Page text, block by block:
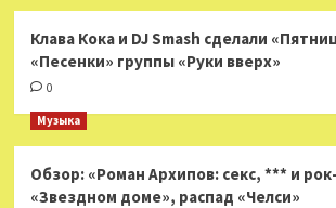
Клава Кока и DJ Smash сделали
«Песенки» группы «Руки вверх»
0
Музыка
Обзор: «Роман Архипов: секс, *** и
«Звездном доме», распад «Челси»